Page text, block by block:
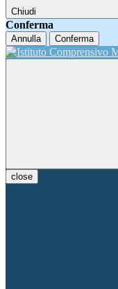
Chiudi
Conferma
Annulla Conferma
close